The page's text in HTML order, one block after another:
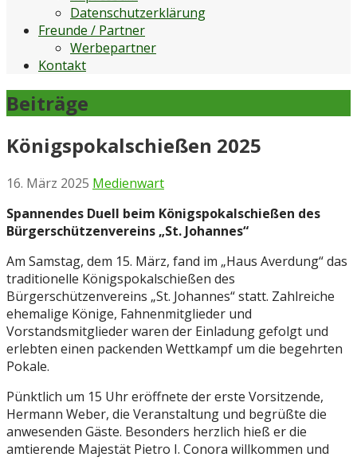
Datenschutzerklärung
Freunde / Partner
Werbepartner
Kontakt
Beiträge
Königspokalschießen 2025
16. März 2025 Medienwart
Spannendes Duell beim Königspokalschießen des
Bürgerschützenvereins „St. Johannes“
Am Samstag, dem 15. März, fand im „Haus Averdung“ das
traditionelle Königspokalschießen des
Bürgerschützenvereins „St. Johannes“ statt. Zahlreiche
ehemalige Könige, Fahnenmitglieder und
Vorstandsmitglieder waren der Einladung gefolgt und
erlebten einen packenden Wettkampf um die begehrten
Pokale.
Pünktlich um 15 Uhr eröffnete der erste Vorsitzende,
Hermann Weber, die Veranstaltung und begrüßte die
anwesenden Gäste. Besonders herzlich hieß er die
amtierende Majestät Pietro I. Conora willkommen und